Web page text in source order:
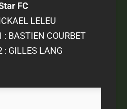
FC
LELEU
BASTIEN COURBET
GILLES LANG